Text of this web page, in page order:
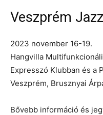
Veszprém
2023 november 16-19.
Hangvilla
Expresszó Klubban és a
Veszprém, Brusznyai
Bővebb információ és